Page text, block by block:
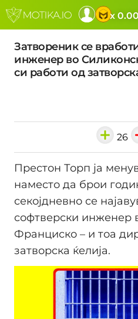
x
Затвореник се
инженер во
си работи од
26
Престон Торп ја
наместо да брои
секојдневно се
софтверски инженер
Франциско – и тоа
затворска ќелија.